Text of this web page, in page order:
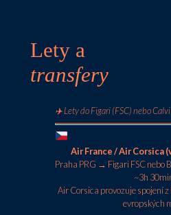
Lety a
transfery
✈️ Lety do Figari (FSC) nebo Calvi
Air France / Air Corsica
Praha PRG → Figari FSC nebo
~3h
Air Corsica provozuje spojení z
evropských